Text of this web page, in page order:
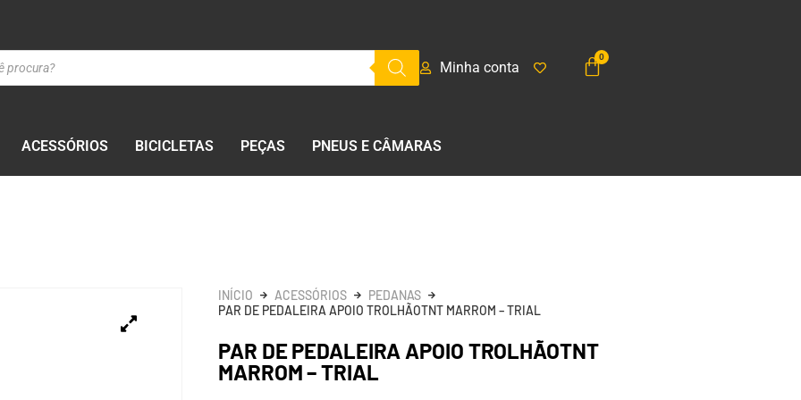
Minha conta
ACESSÓRIOS BICICLETAS PEÇAS PNEUS E CÂMARAS
INÍCIO ACESSÓRIOS
PEDANAS
PAR DE PEDALEIRA APOIO TROLHÃOTNT MARROM – TRIAL
PAR DE PEDALEIRA APOIO TROLHÃOTNT
MARROM – TRIAL